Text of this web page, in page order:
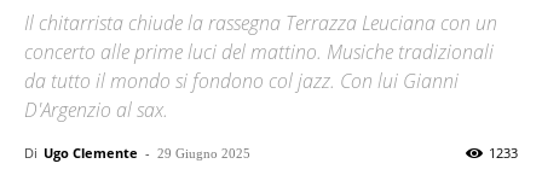
Il chitarrista chiude la rassegna Terrazza Leuciana con un
concerto alle prime luci del mattino. Musiche tradizionali
da tutto il mondo si fondono col jazz. Con lui Gianni
D'Argenzio al sax.
Di Ugo Clemente - 29 Giugno 2025 1233